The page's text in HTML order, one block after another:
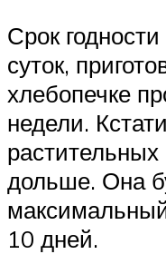
Срок
суток,
хлебопечке
недели.
дольше. Она
10 дней.